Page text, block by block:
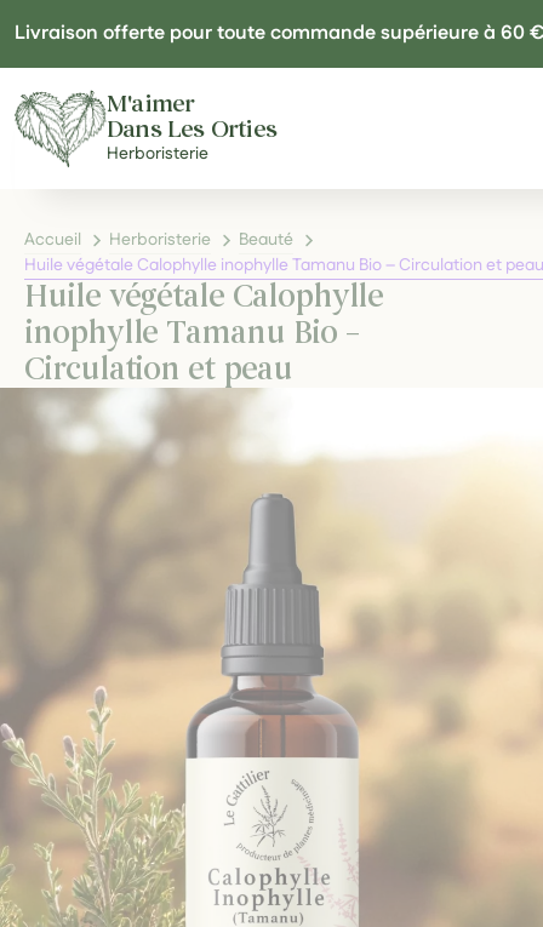
Livraison offerte pour toute commande supérieure à 60 €
M'aimer
Dans Les Orties
Herboristerie
Accueil Herboristerie
Beauté
Huile végétale Calophylle inophylle Tamanu Bio – Circulation et peau
Huile végétale Calophylle
inophylle Tamanu Bio –
Circulation et peau